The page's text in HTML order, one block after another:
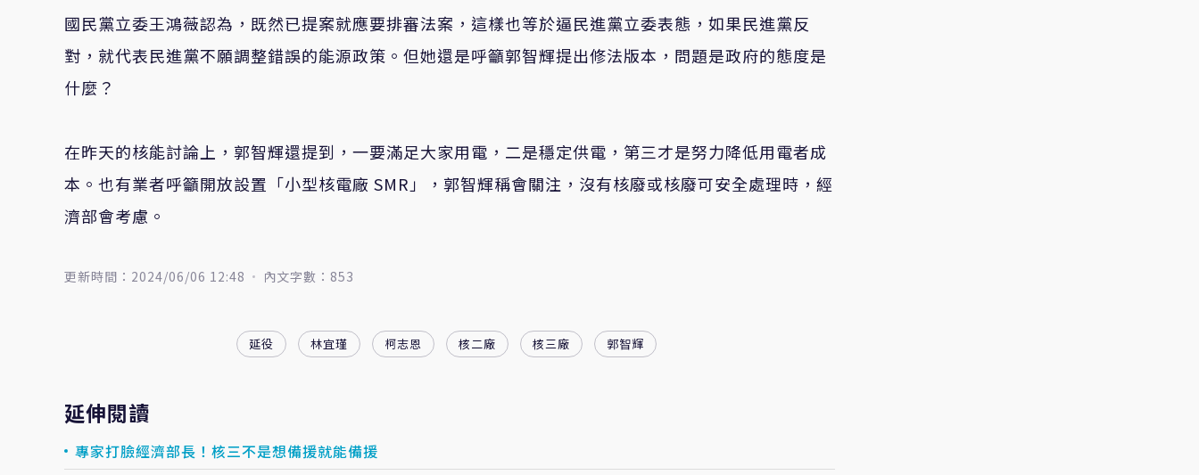
國民黨立委王鴻薇認為，既然已提案就應要排審法案，這樣也等於逼民進黨立委表態，如果民進黨反
對，就代表民進黨不願調整錯誤的能源政策。但她還是呼籲郭智輝提出修法版本，問題是政府的態度是
什麼？
在昨天的核能討論上，郭智輝還提到，一要滿足大家用電，二是穩定供電，第三才是努力降低用電者成
本。也有業者呼籲開放設置「小型核電廠 SMR」，郭智輝稱會關注，沒有核廢或核廢可安全處理時，經
濟部會考慮。
更新時間：2024/06/06 12:48 內文字數：853
延役 林宜瑾 柯志恩 核二廠 核三廠 郭智輝
延伸閱讀
專家打臉經濟部長！核三不是想備援就能備援